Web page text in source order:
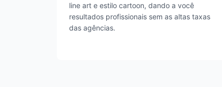
line art e estilo cartoon, dando a você
resultados profissionais sem as altas taxas
das agências.